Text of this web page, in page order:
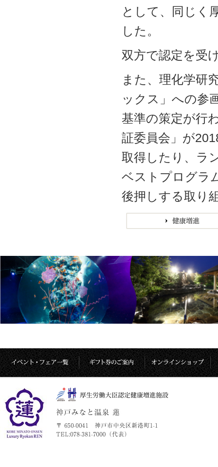
として、同じく
した。
双方で認定を受
また、理化学研
ックス」への参
基準の策定が行
証委員会」が
取得したり、ラ
ベストプログラ
後押しする取り